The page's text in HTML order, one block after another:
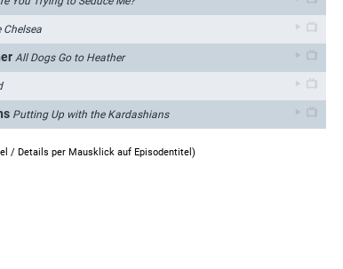
Chelsea
All Dogs Go to Heather
Putting Up with the Kardashians
/ Details per Mausklick auf Episodentitel )